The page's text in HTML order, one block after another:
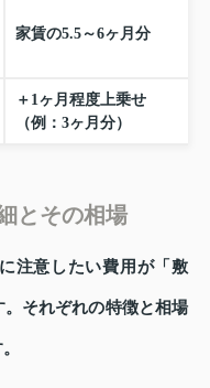
家賃の5.5～6ヶ月分
＋1ヶ月程度上乗せ
（例：3ヶ月分）
とその相場
注意したい費用が「敷
それぞれの特徴と相場